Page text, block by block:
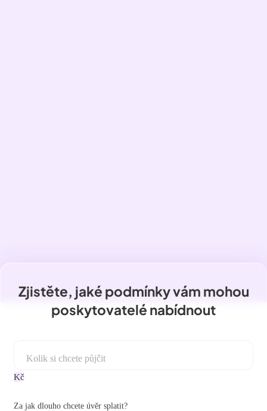
Zjistěte, jaké podmínky vám mohou
poskytovatelé nabídnout
Kolik si chcete půjčit
Kč
Za jak dlouho chcete úvěr splatit?